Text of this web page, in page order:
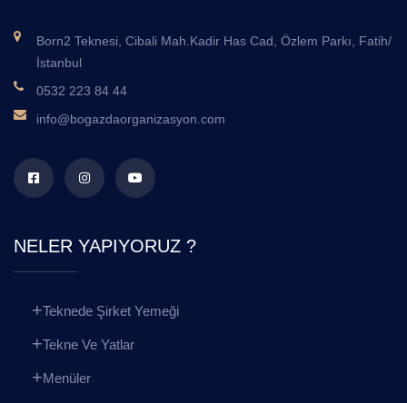
Born2 Teknesi, Cibali Mah.Kadir Has Cad, Özlem Parkı, Fatih/
İstanbul
0532 223 84 44
info@bogazdaorganizasyon.com
NELER YAPIYORUZ ?
Teknede Şirket Yemeği
Tekne Ve Yatlar
Menüler